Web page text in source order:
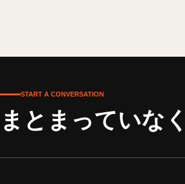
START A CONVERSATION
まとまっていな